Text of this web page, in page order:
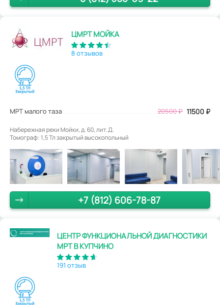
ЦМРТ МОЙКА
8 отзывов
МРТ малого таза 20500₽ 11500 ₽
Набережная реки Мойки, д. 60, лит. Д.
Томограф: 1,5 Тл закрытый высокопольный
+7 (812) 606-78-87
ЦЕНТР ФУНКЦИОНАЛЬНОЙ ДИАГНОСТИКИ
МРТ В КУПЧИНО
191 отзыв